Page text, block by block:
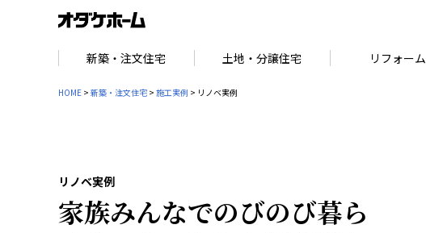
新築・注文住宅 土地・分譲住宅 リフォーム
HOME > 新築・注文住宅 > 施工実例 > リノベ実例
リノベ実例
家族みんなでのびのび暮ら